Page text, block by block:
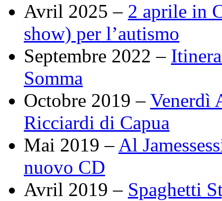
Avril 2025 – 2 aprile in
show) per l’autismo
Septembre 2022 –
Somma
Octobre 2019 – Venerdì
Ricciardi di Capua
Mai 2019 – Al
nuovo CD
Avril 2019 – Spaghetti